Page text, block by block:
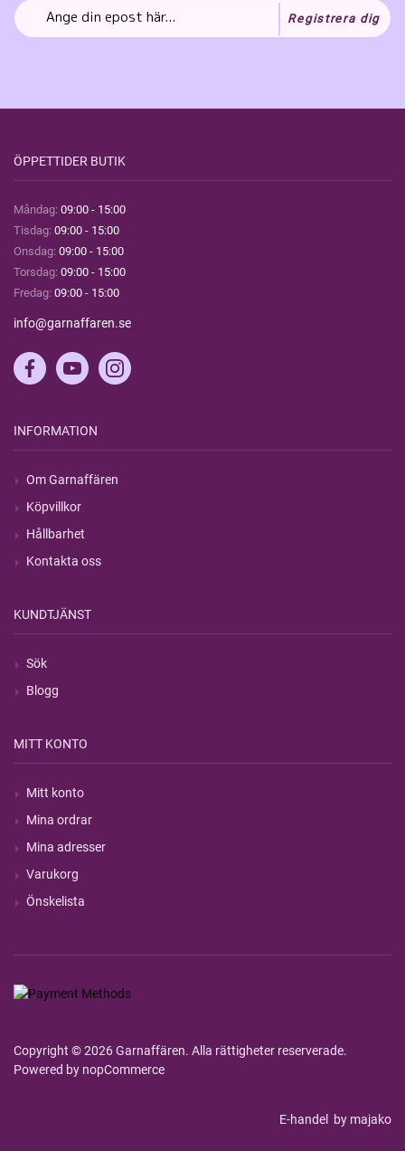
Registrera dig
ÖPPETTIDER BUTIK
Måndag: 09:00 - 15:00
Tisdag: 09:00 - 15:00
Onsdag: 09:00 - 15:00
Torsdag: 09:00 - 15:00
Fredag: 09:00 - 15:00
info@garnaffaren.se
INFORMATION
Om Garnaffären
Köpvillkor
Hållbarhet
Kontakta oss
KUNDTJÄNST
Sök
Blogg
MITT KONTO
Mitt konto
Mina ordrar
Mina adresser
Varukorg
Önskelista
Copyright © 2026 Garnaffären. Alla rättigheter reserverade.
Powered by nopCommerce
E-handel by majako